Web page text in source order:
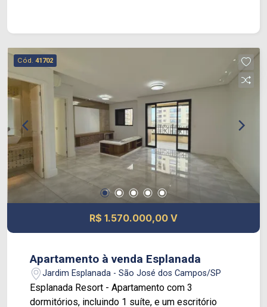
mais cada ambiente. A unidade conta com 2
vagas de garagem e está situada em um
condomínio com lazer completo, oferecendo
piscina, salão de festas, academia, playground e
diversas opções para todas as idades.
Disponível para venda ou locação. Uma excelente
oportunidade para quem busca qualidade de vida
em uma localização privilegiada.
Cód. 41702
R$ 1.570.000,00 V
Apartamento à venda Esplanada
Jardim Esplanada - São José dos Campos/SP
Esplanada Resort - Apartamento com 3
dormitórios, incluindo 1 suíte, e um escritório